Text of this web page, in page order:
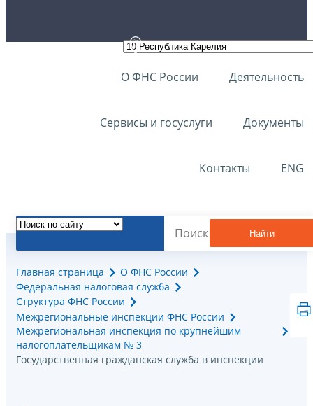
О ФНС России Деятельность
Сервисы и госуслуги Документы
Контакты ENG
Найти
Главная страница
О ФНС России
Федеральная налоговая служба
Структура ФНС России
Межрегиональные инспекции ФНС России
Межрегиональная инспекция по крупнейшим
налогоплательщикам № 3
Государственная гражданская служба в инспекции